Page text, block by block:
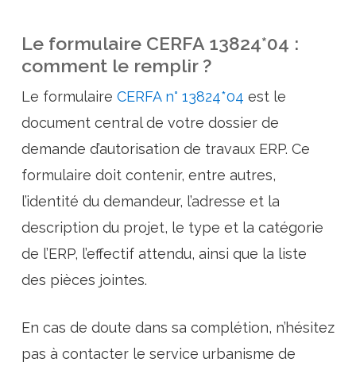
Le formulaire CERFA 13824*04 :
comment le remplir ?
Le formulaire CERFA n° 13824*04 est le
document central de votre dossier de
demande d’autorisation de travaux ERP. Ce
formulaire doit contenir, entre autres,
l’identité du demandeur, l’adresse et la
description du projet, le type et la catégorie
de l’ERP, l’effectif attendu, ainsi que la liste
des pièces jointes.
En cas de doute dans sa complétion, n’hésitez
pas à contacter le service urbanisme de